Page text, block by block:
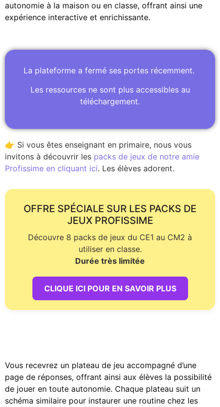
autonomie à la maison ou en classe, offrant ainsi une
expérience interactive et enrichissante.
La plateforme a fermé ses portes récemment.
Les ressources ne sont plus accessibles au
téléchargement.
👉 Si vous êtes enseignant en primaire, nous vous
invitons à découvrir les packs de jeux de notre amie
Profissime en cliquant ici. Les élèves adorent.
OFFRE SPÉCIALE SUR LES PACKS DE
JEUX PROFISSIME
Découvre 8 packs de jeux du CE1 au CM2 à
utiliser en classe.
Durée très limitée
CLIQUE ICI POUR EN SAVOIR PLUS
Vous recevrez un plateau de jeu accompagné d’une
page de réponses, offrant ainsi aux élèves la possibilité
de jouer en toute autonomie. Chaque plateau suit un
schéma similaire pour instaurer une routine chez les